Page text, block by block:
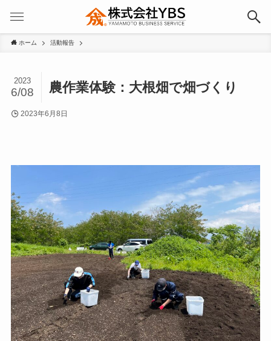
ホーム 活動報告
農作業体験：大根畑で畑づくり
2023
6/08
2023年6月8日